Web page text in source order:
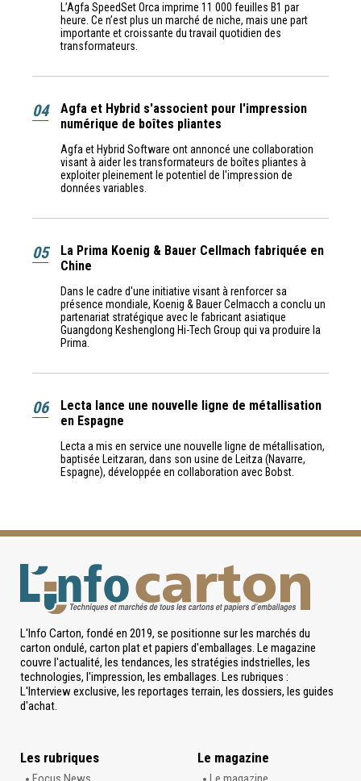
L’Agfa SpeedSet Orca imprime 11 000 feuilles B1 par
heure. Ce n’est plus un marché de niche, mais une part
importante et croissante du travail quotidien des
transformateurs.
04
Agfa et Hybrid s'associent pour l'impression
numérique de boîtes pliantes
Agfa et Hybrid Software ont annoncé une collaboration
visant à aider les transformateurs de boîtes pliantes à
exploiter pleinement le potentiel de l'impression de
données variables.
05
La Prima Koenig & Bauer Cellmach fabriquée en
Chine
Dans le cadre d'une initiative visant à renforcer sa
présence mondiale, Koenig & Bauer Celmacch a conclu un
partenariat stratégique avec le fabricant asiatique
Guangdong Keshenglong Hi-Tech Group qui va produire la
Prima.
06
Lecta lance une nouvelle ligne de métallisation
en Espagne
Lecta a mis en service une nouvelle ligne de métallisation,
baptisée Leitzaran, dans son usine de Leitza (Navarre,
Espagne), développée en collaboration avec Bobst.
L'Info Carton, fondé en 2019, se positionne sur les marchés du
carton ondulé, carton plat et papiers d'emballages. Le magazine
couvre l'actualité, les tendances, les stratégies indstrielles, les
technologies, l'impression, les emballages. Les rubriques :
L'Interview exclusive, les reportages terrain, les dossiers, les guides
d'achat.
Les rubriques Le magazine